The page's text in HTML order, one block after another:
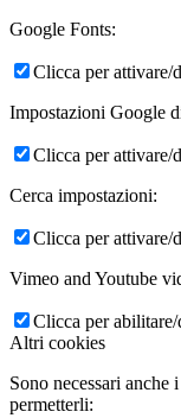
Google Fonts:
Clicca per attivare/
Impostazioni Google
Clicca per attivare/
Cerca impostazioni:
Clicca per attivare/
Vimeo and Youtube
Clicca per
Altri cookies
Sono necessari anche
permetterli: